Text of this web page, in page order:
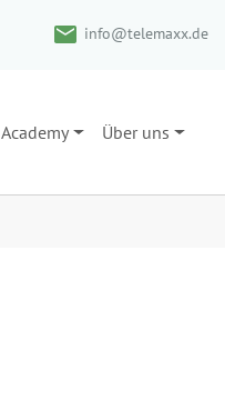
info@telemaxx.de
Academy Über uns